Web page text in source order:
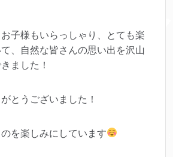
子様もいらっしゃり、とても楽
、自然な皆さんの思い出を沢山
ました！
とうございました！
を楽しみにしています